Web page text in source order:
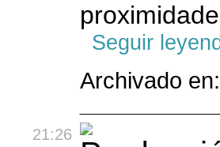
Seguir
Archivado en:
21:26